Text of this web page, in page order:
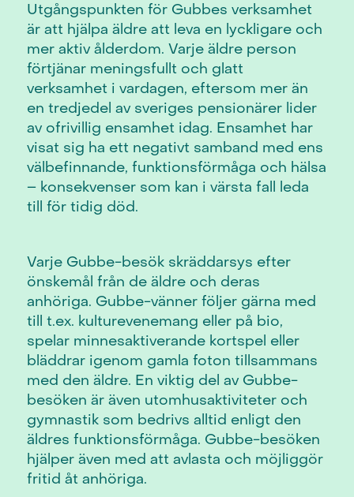
Utgångspunkten för Gubbes verksamhet
är att hjälpa äldre att leva en lyckligare och
mer aktiv ålderdom. Varje äldre person
förtjänar meningsfullt och glatt
verksamhet i vardagen, eftersom mer än
en tredjedel av sveriges pensionärer lider
av ofrivillig ensamhet idag. Ensamhet har
visat sig ha ett negativt samband med ens
välbefinnande, funktionsförmåga och hälsa
– konsekvenser som kan i värsta fall leda
till för tidig död.
Varje Gubbe-besök skräddarsys efter
önskemål från de äldre och deras
anhöriga. Gubbe-vänner följer gärna med
till t.ex. kulturevenemang eller på bio,
spelar minnesaktiverande kortspel eller
bläddrar igenom gamla foton tillsammans
med den äldre. En viktig del av Gubbe-
besöken är även utomhusaktiviteter och
gymnastik som bedrivs alltid enligt den
äldres funktionsförmåga. Gubbe-besöken
hjälper även med att avlasta och möjliggör
fritid åt anhöriga.